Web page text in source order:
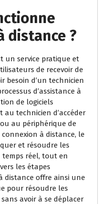
distance ?
un service pratique et
de recevoir de
besoin d’un technicien
d’assistance à
de logiciels
technicien d’accéder
au périphérique de
connexion à distance, le
et résoudre les
temps réel, tout en
les étapes
distance offre ainsi une
pour résoudre les
avoir à se déplacer